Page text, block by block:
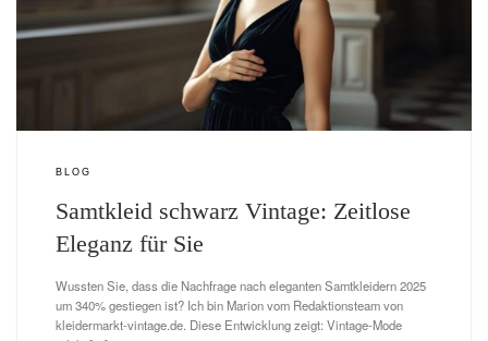
BLOG
Samtkleid schwarz Vintage: Zeitlose
Eleganz für Sie
Wussten Sie, dass die Nachfrage nach eleganten Samtkleidern 2025
um 340% gestiegen ist? Ich bin Marion vom Redaktionsteam von
kleidermarkt-vintage.de. Diese Entwicklung zeigt: Vintage-Mode